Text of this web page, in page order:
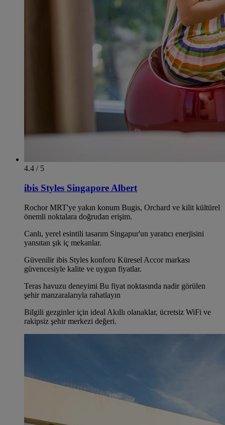
4.4 / 5
ibis Styles Singapore Albert
Rochor MRT'ye yakın konum Bugis, Orchard ve kilit kültürel
önemli noktalara doğrudan erişim.
Canlı, yerel esintili tasarım Singapur'un yaratıcı enerjisini
yansıtan şık iç mekanlar.
Güvenilir ibis Styles konforu Küresel Accor markası
güvencesiyle kalite ve uygun fiyatlar.
Teras havuzu deneyimi Bu fiyat noktasında nadir görülen
şehir manzaralarıyla rahatlayın
Bilgili gezginler için ideal Akıllı olanaklar, ücretsiz WiFi ve
rakipsiz şehir merkezi değeri.